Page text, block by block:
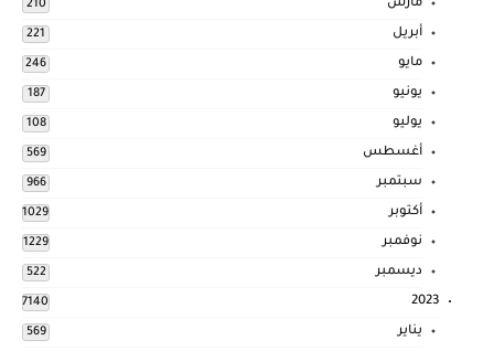
مارس 210
أبريل 221
مايو 246
يونيو 187
يوليو 108
أغسطس 569
سبتمبر 966
أكتوبر 1029
نوفمبر 1229
ديسمبر 522
2023
7140
يناير 569